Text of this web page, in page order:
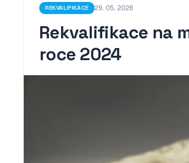
REKVALIFIKACE 29. 05. 2026
Rekvalifikace na
roce 2024